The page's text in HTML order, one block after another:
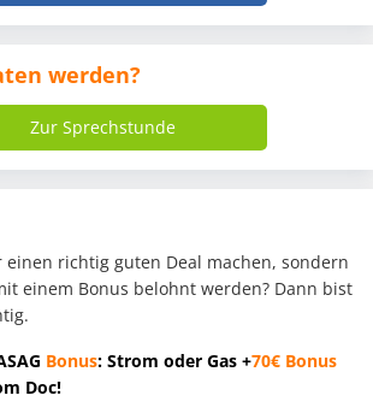
werden?
Zur Sprechstunde
richtig guten Deal machen, sondern
einem Bonus belohnt werden? Dann bist
Bonus: Strom oder Gas +70€ Bonus
Doc!